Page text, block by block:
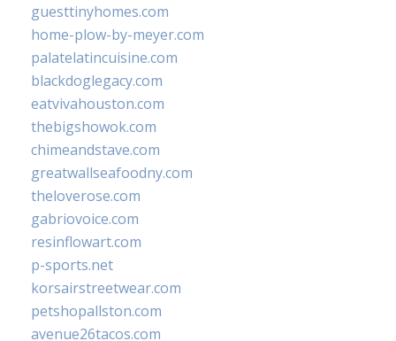
guesttinyhomes.com
home-plow-by-meyer.com
palatelatincuisine.com
blackdoglegacy.com
eatvivahouston.com
thebigshowok.com
chimeandstave.com
greatwallseafoodny.com
theloverose.com
gabriovoice.com
resinflowart.com
p-sports.net
korsairstreetwear.com
petshopallston.com
avenue26tacos.com